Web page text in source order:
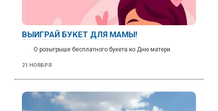
ВЫИГРАЙ БУКЕТ ДЛЯ МАМЫ!
О розыгрыше бесплатного букета ко Дню матери.
21 НОЯБРЯ